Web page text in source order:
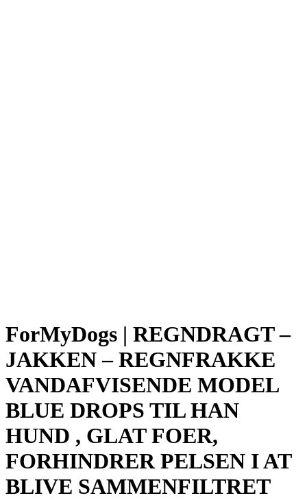
ForMyDogs | REGNDRAGT –
JAKKEN – REGNFRAKKE
VANDAFVISENDE MODEL
BLUE DROPS TIL HAN
HUND , GLAT FOER,
FORHINDRER PELSEN I AT
BLIVE SAMMENFILTRET